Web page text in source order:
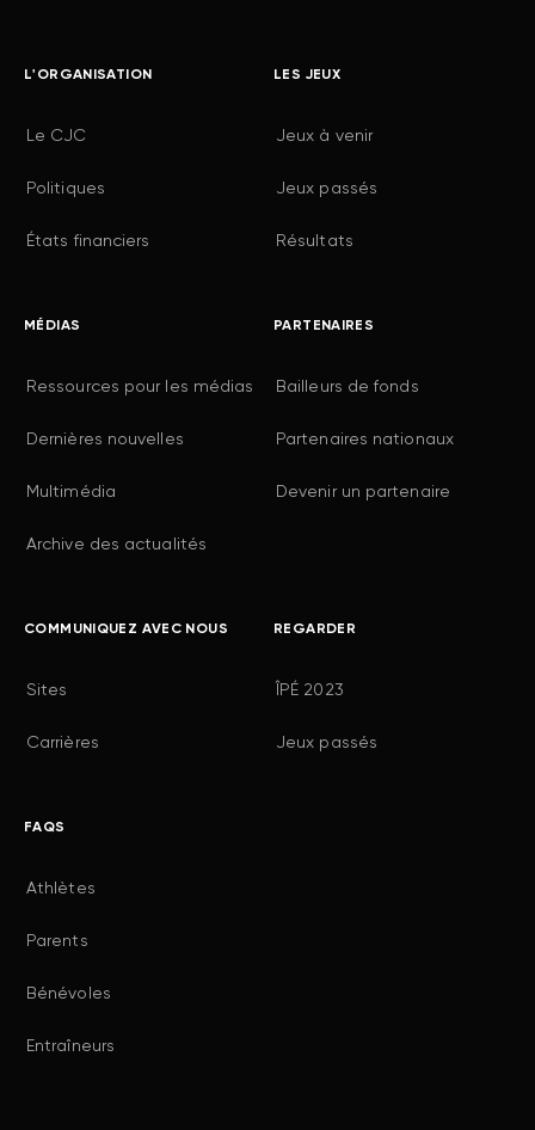
L'ORGANISATION
Le CJC
Politiques
États financiers
LES JEUX
Jeux à venir
Jeux passés
Résultats
MÉDIAS
Ressources pour les médias
Dernières nouvelles
Multimédia
Archive des actualités
PARTENAIRES
Bailleurs de fonds
Partenaires nationaux
Devenir un partenaire
COMMUNIQUEZ AVEC NOUS
Sites
Carrières
REGARDER
ÎPÉ 2023
Jeux passés
FAQS
Athlètes
Parents
Bénévoles
Entraîneurs